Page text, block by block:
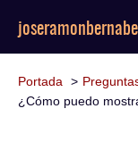
Portada
¿Cómo puedo